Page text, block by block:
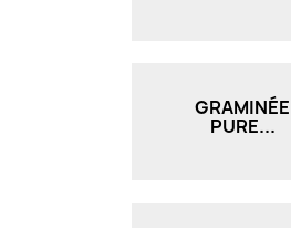
GRAMINÉE
PURE...